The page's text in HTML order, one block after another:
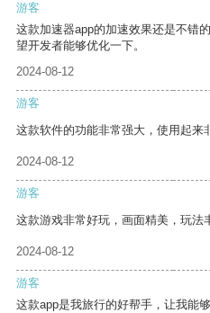
游客
这款加速器app的加速效果还是不错
望开发者能够优化一下。
2024-08-12
游客
这款软件的功能非常强大，使用起来
2024-08-12
游客
这款游戏非常好玩，画面精美，玩法
2024-08-12
游客
这款app是我旅行的好帮手，让我能